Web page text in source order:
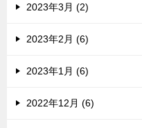
2023年3月 (2)
2023年2月 (6)
2023年1月 (6)
2022年12月 (6)